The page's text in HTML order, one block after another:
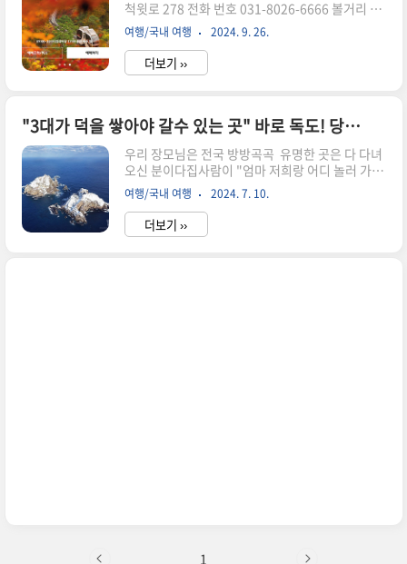
가능 인원: 회차별 인원 제한이 있으므로, 빠른 예
약이 필수예약 요일: 월요일을 제외한 주중 및 주말
에 예약 가능참고 사항: 예약은 약 한 달 전부터 오
픈되며, 선착..
척윗로 278 전화 번호 031-8026-6666 볼거리 고
즈넉한 오솔길을 따라 걸으며 숲에 둘러싸인 정원
에서봄꽃과 가을 단풍을 느낄 수 있는 수목원운영
시간08:00 ~ 18:00 (입장 마감 17:00)정기 휴무매
주 월요일화담숲, 그 이름만 들어도 마음이 평화로
경을 자랑합니다.저도 작년에 화담숲을 방문하기
위해 예매를 시도했는데...저의 경험을 바탕으로 화
담숲 예매 팁과 방문 꿀팁을 공유해 볼까 합니다.화
담숲 예매는 빠른 예약이 필수!화담숲은 특히 가을
시즌에 인기가 매우 높습니다.저도 작년에 9월 말
쯤에 예매를 시도했는데,거의 모든 주말이 이미 예
약이 마감된 상..
여행/국내 여행 2024. 9. 26.
더보기 ››
"3대가 덕을 쌓아야 갈수 있는 곳" 바로 독도! 당신은 덕을 쌓고 있나요? 과연 독도 들어 갈수 있을까 ?언제 가면 갈 확률이 높지?
우리 장모님은 전국 방방곡곡 유명한 곳은 다 다녀
오신 분이다집사람이 "엄마 저희랑 어디 놀러 가고
싶으세요?"라고 물으니 "너네 아빠랑 우리가 살면
얼마나 살겠니? 마지막으로 독도땅 한번 밞아 보고
싶구나"하셨어 집사람이 바로 노랑풍선 여행사에
예약을 해 독도땅을 밞아 보러 가기로 했다.후포리
여행/국내 여행 2024. 7. 10.
더보기 ››
1